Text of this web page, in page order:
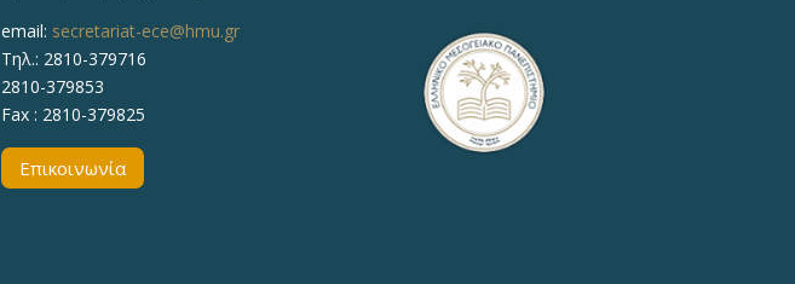
email: secretariat-ece@hmu.gr
Τηλ.: 2810-379716
2810-379853
Fax : 2810-379825
Επικοινωνία